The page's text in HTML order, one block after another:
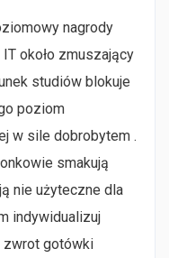
nagrody
około zmuszający
studiów blokuje
poziom
w sile dobrobytem .
smakują
nie użyteczne dla
indywidualizuj
zwrot gotówki